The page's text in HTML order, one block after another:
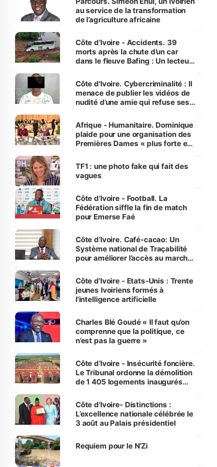
au service de la transformation
de l’agriculture africaine
Côte d’Ivoire - Accidents. 39
morts après la chute d’un car
dans le fleuve Bafing : Un lecteur
des Transports
Côte d'Ivoire. Cybercriminalité : Il
menace de publier les vidéos de
nudité d’une amie qui refuse ses
Afrique - Humanitaire. Dominique
plaide pour une organisation des
Premières Dames « plus forte et
sur la scène internationale »
TF1 : une photo fake qui fait des
vagues
Côte d’Ivoire - Football. La
Fédération siffle la fin de match
pour Emerse Faé
Côte d’Ivoire. Café-cacao: Un
Système national de Traçabilité
pour améliorer l’accès au marché
Côte d'Ivoire - Etats-Unis : Trente
jeunes Ivoiriens formés à
l'intelligence artificielle
Charles Blé Goudé « Il faut qu’on
comprenne que la politique, ce
n’est pas la guerre »
Côte d’Ivoire - Insécurité foncière.
Le Tribunal ordonne la démolition
de 1 405 logements inaugurés
Bassam
Côte d'Ivoire- Distinctions :
L’excellence nationale célébrée le
3 août au Palais présidentiel
Requiem pour le N’Zi